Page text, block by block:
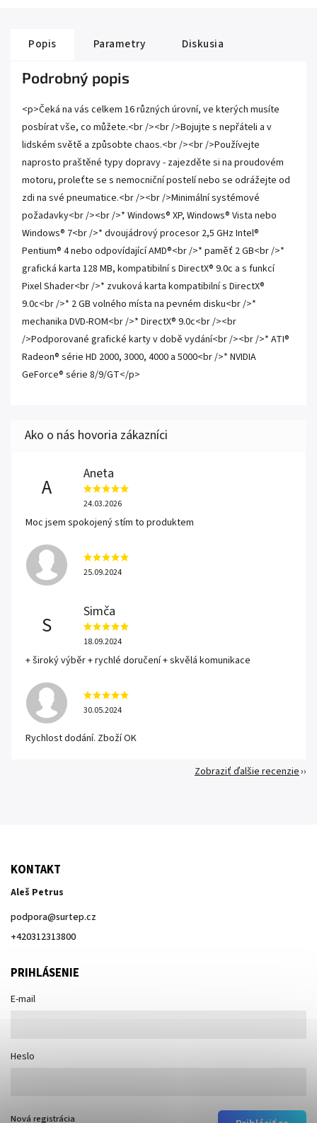
Popis Parametry Diskusia
Podrobný popis
<p>Čeká na vás celkem 16 různých úrovní, ve kterých musíte
posbírat vše, co můžete.<br /><br />Bojujte s nepřáteli a v
lidském světě a způsobte chaos.<br /><br />Používejte
naprosto praštěné typy dopravy - zajezděte si na proudovém
motoru, proleťte se s nemocniční postelí nebo se odrážejte od
zdi na své pneumatice.<br /><br />Minimální systémové
požadavky<br /><br />* Windows® XP, Windows® Vista nebo
Windows® 7<br />* dvoujádrový procesor 2,5 GHz Intel®
Pentium® 4 nebo odpovídající AMD®<br />* paměť 2 GB<br />*
grafická karta 128 MB, kompatibilní s DirectX® 9.0c a s funkcí
Pixel Shader<br />* zvuková karta kompatibilní s DirectX®
9.0c<br />* 2 GB volného místa na pevném disku<br />*
mechanika DVD-ROM<br />* DirectX® 9.0c<br /><br
/>Podporované grafické karty v době vydání<br /><br />* ATI®
Radeon® série HD 2000, 3000, 4000 a 5000<br />* NVIDIA
GeForce® série 8/9/GT</p>
A
Aneta
24.03.2026
Moc jsem spokojený stím to produktem
25.09.2024
S
Simča
18.09.2024
+ široký výběr + rychlé doručení + skvělá komunikace
30.05.2024
Rychlost dodání. Zboží OK
Zobraziť ďalšie recenzie
KONTAKT
Aleš Petrus
podpora@surtep.cz
+420312313800
PRIHLÁSENIE
E-mail
Heslo
Nová registrácia